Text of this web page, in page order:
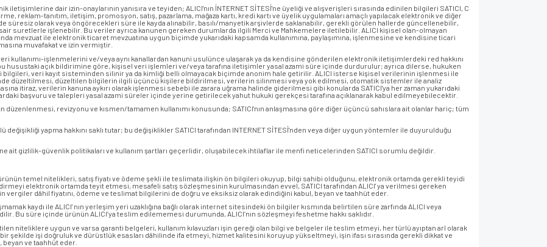
dair izin-onaylarının yanısıra ve teyiden; ALICI'nın İNTERNET SİTESİ'ne üyeliği ve alışverişleri sırasında edinilen bilgileri SATICI, C
reklam-tanıtım, iletişim, promosyon, satış, pazarlama, mağaza kartı, kredi kartı ve üyelik uygulamaları amaçlı yapılacak elektronik ve diğer
olarak veya öngörecekleri süre ile kayda alınabilir, basılı/manyetik arşivlerde saklanabilir, gerekli görülen hallerde güncellenebilir,
suretlerle işlenebilir. Bu veriler ayrıca kanunen gereken durumlarda ilgili Merci ve Mahkemelere iletilebilir. ALICI kişisel olan-olmayan
mevzuat ile elektronik ticaret mevzuatına uygun biçimde yukarıdaki kapsamda kullanımına, paylaşımına, işlenmesine ve kendisine ticari
muvafakat ve izin vermiştir.
kullanımı-işlenmelerini ve/veya aynı kanallardan kanuni usulünce ulaşarak ya da kendisine gönderilen elektronik iletişimlerdeki red hakkını
husustaki açık bildirimine göre, kişisel veri işlemleri ve/veya tarafına iletişimler yasal azami süre içinde durdurulur; ayrıca dilerse, hukuken
veri kayıt sisteminden silinir ya da kimliği belli olmayacak biçimde anonim hale getirilir. ALICI isterse kişisel verilerinin işlenmesi ile
düzeltilmesi, düzeltilen bilgilerin ilgili üçüncü kişilere bildirilmesi, verilerin silinmesi veya yok edilmesi, otomatik sistemler ile analiz
itiraz, verilerin kanuna aykırı olarak işlenmesi sebebi ile zarara uğrama halinde giderilmesi gibi konularda SATICI'ya her zaman yukarıdaki
başvuru ve talepleri yasal azami süreler içinde yerine getirilecek yahut hukuki gerekçesi tarafına açıklanarak kabul edilmeyebilecektir.
düzenlenmesi, revizyonu ve kısmen/tamamen kullanımı konusunda; SATICI'nın anlaşmasına göre diğer üçüncü sahıslara ait olanlar hariç; tüm
yapma hakkını saklı tutar; bu değişiklikler SATICI tarafından INTERNET SİTESİ'nden veya diğer uygun yöntemler ile duyurulduğu
ait gizlilik-güvenlik politikaları ve kullanım şartları geçerlidir, oluşabilecek ihtilaflar ile menfi neticelerinden SATICI sorumlu değildir.
temel nitelikleri, satış fiyatı ve ödeme şekli ile teslimata ilişkin ön bilgileri okuyup, bilgi sahibi olduğunu, elektronik ortamda gerekli teyidi
elektronik ortamda teyit etmesi, mesafeli satış sözleşmesinin kurulmasından evvel, SATICI tarafından ALICI' ya verilmesi gereken
dâhil fiyatını, ödeme ve teslimat bilgilerini de doğru ve eksiksiz olarak edindiğini kabul, beyan ve taahhüt eder.
kaydı ile ALICI' nın yerleşim yeri uzaklığına bağlı olarak internet sitesindeki ön bilgiler kısmında belirtilen süre zarfında ALICI veya
Bu süre içinde ürünün ALICI’ya teslim edilememesi durumunda, ALICI’nın sözleşmeyi feshetme hakkı saklıdır.
niteliklere uygun ve varsa garanti belgeleri, kullanım kılavuzları işin gereği olan bilgi ve belgeler ile teslim etmeyi, her türlü ayıptan arî olarak
şekilde işi doğruluk ve dürüstlük esasları dâhilinde ifa etmeyi, hizmet kalitesini koruyup yükseltmeyi, işin ifası sırasında gerekli dikkat ve
ve taahhüt eder.